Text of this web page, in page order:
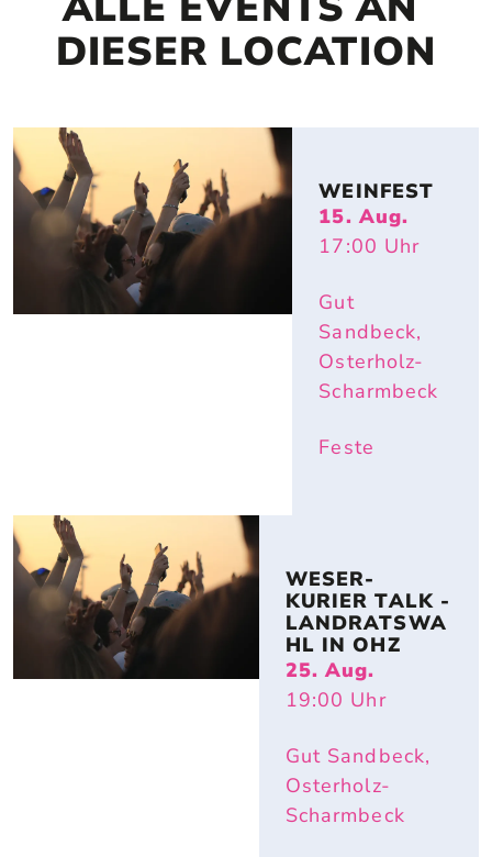
DIESER LOCATION
WEINFEST
15. Aug.
17:00 Uhr
Gut
Sandbeck,
Osterholz-
Scharmbeck
Feste
WESER-
KURIER TALK -
LANDRATSWA
HL IN OHZ
25. Aug.
19:00 Uhr
Gut Sandbeck,
Osterholz-
Scharmbeck